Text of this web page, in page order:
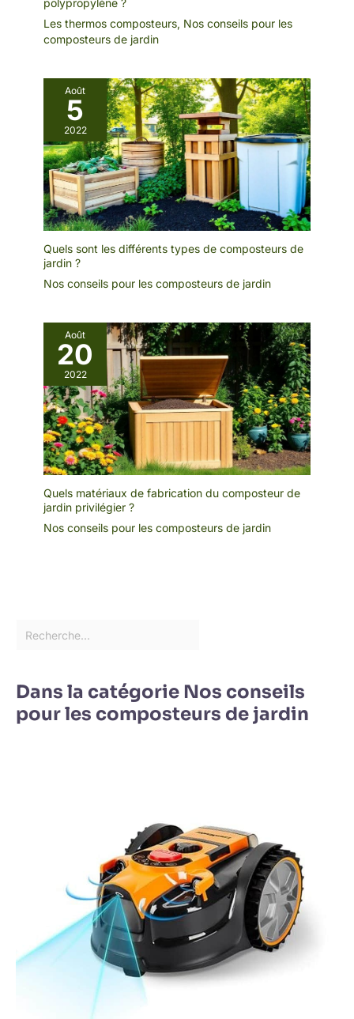
Les thermos composteurs, Nos conseils pour les
composteurs de jardin
Août
5
2022
Quels sont les différents types de composteurs de
jardin ?
Nos conseils pour les composteurs de jardin
Août
20
2022
Quels matériaux de fabrication du composteur de
jardin privilégier ?
Nos conseils pour les composteurs de jardin
Dans la catégorie Nos conseils
pour les composteurs de jardin